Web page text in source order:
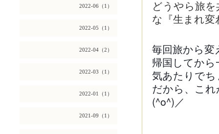
2022-06（1）
2022-05（1）
2022-04（2）
2022-03（1）
2022-01（1）
2021-09（1）
どうやら旅
な『生まれ
毎回旅から
帰国してから
気あたりで
だから、こ
(^o^)／